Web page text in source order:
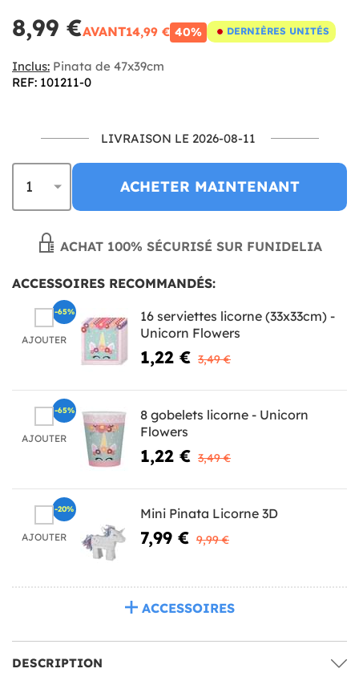
8,99 €AVANT14,99 € 40% DERNIÈRES UNITÉS
Inclus: Pinata de 47x39cm
REF: 101211-0
LIVRAISON LE 2026-08-11
ACHETER MAINTENANT
ACHAT 100% SÉCURISÉ SUR FUNIDELIA
ACCESSOIRES RECOMMANDÉS:
AJOUTER
16 serviettes licorne (33x33cm) -
Unicorn Flowers
1,22 € 3,49 €
-65%
AJOUTER
8 gobelets licorne - Unicorn
Flowers
1,22 € 3,49 €
-65%
AJOUTER
Mini Pinata Licorne 3D
7,99 € 9,99 €
-20%
ACCESSOIRES
DESCRIPTION